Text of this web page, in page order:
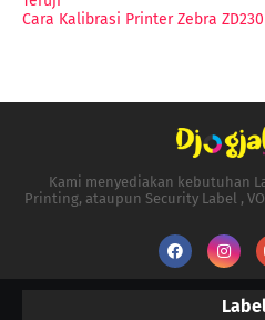
Cara Kalibrasi Printer Zebra ZD230
Kami menyediakan kebutuhan
Printing, ataupun Security Label ,